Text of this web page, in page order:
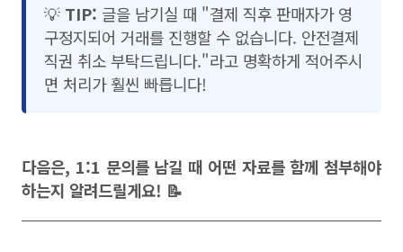
💡 TIP: 글을 남기실 때 "결제 직후 판매자가 영
구정지되어 거래를 진행할 수 없습니다. 안전결제
직권 취소 부탁드립니다."라고 명확하게 적어주시
면 처리가 훨씬 빠릅니다!
다음은, 1:1 문의를 남길 때 어떤 자료를 함께 첨부해야
하는지 알려드릴게요! 📝